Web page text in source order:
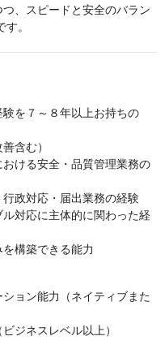
、スピードと安全のバラン
。
験を７～８年以上お持ちの
含む）
ける安全・品質管理業務の
行政対応・届出業務の経験
対応に主体的に関わった経
構築できる能力
ョン能力（ネイティブまた
ジネスレベル以上）